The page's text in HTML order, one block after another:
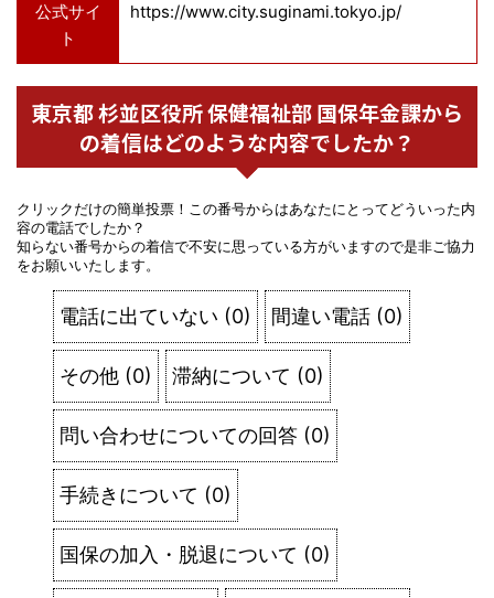
公式サイ
ト
https://www.city.suginami.tokyo.jp/
東京都 杉並区役所 保健福祉部 国保年金課から
の着信はどのような内容でしたか？
クリックだけの簡単投票！この番号からはあなたにとってどういった内
容の電話でしたか？
知らない番号からの着信で不安に思っている方がいますので是非ご協力
をお願いいたします。
電話に出ていない (0) 間違い電話 (0)
その他 (0) 滞納について (0)
問い合わせについての回答 (0)
手続きについて (0)
国保の加入・脱退について (0)